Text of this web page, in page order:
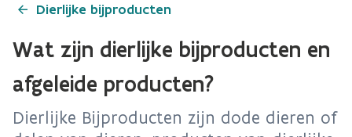
Dierlijke bijproducten
Wat zijn dierlijke bijproducten en
afgeleide producten?
Dierlijke Bijproducten zijn dode dieren of